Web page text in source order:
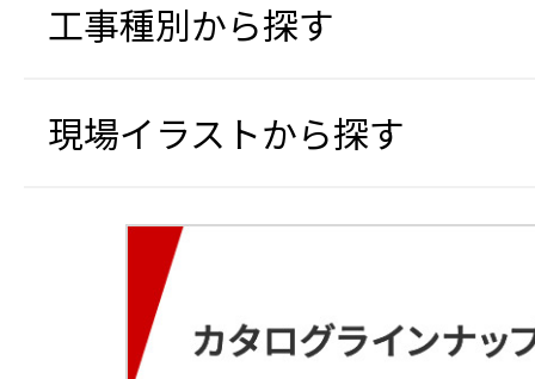
工事種別から探す
現場イラストから探す